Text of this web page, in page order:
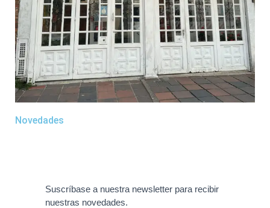
Novedades
Suscríbase a nuestra newsletter para recibir
nuestras novedades.